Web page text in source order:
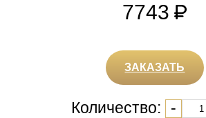
7743
ЗАКАЗАТЬ
Количество: -